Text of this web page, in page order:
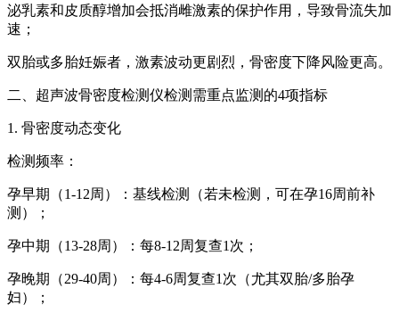
泌乳素和皮质醇增加会抵消雌激素的保护作用，导致骨流失加
速；
双胎或多胎妊娠者，激素波动更剧烈，骨密度下降风险更高。
二、超声波骨密度检测仪检测需重点监测的4项指标
1. 骨密度动态变化
检测频率：
孕早期（1-12周）：基线检测（若未检测，可在孕16周前补
测）；
孕中期（13-28周）：每8-12周复查1次；
孕晚期（29-40周）：每4-6周复查1次（尤其双胎/多胎孕
妇）；